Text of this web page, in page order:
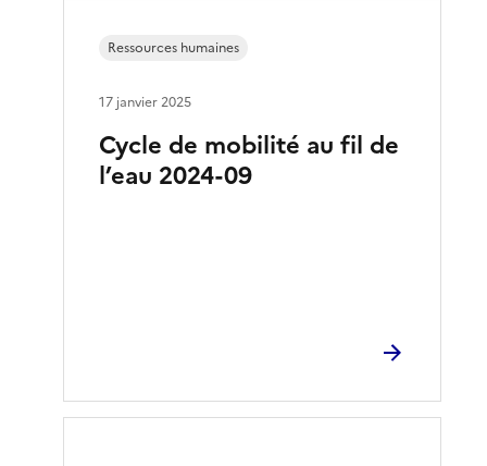
Cycle de mobilité au fil de
l’eau 2024-09
Ressources humaines
17 janvier 2025